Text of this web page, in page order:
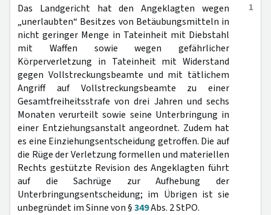
1
Das Landgericht hat den Angeklagten wegen
„unerlaubten“ Besitzes von Betäubungsmitteln in
nicht geringer Menge in Tateinheit mit Diebstahl
mit Waffen sowie wegen gefährlicher
Körperverletzung in Tateinheit mit Widerstand
gegen Vollstreckungsbeamte und mit tätlichem
Angriff auf Vollstreckungsbeamte zu einer
Gesamtfreiheitsstrafe von drei Jahren und sechs
Monaten verurteilt sowie seine Unterbringung in
einer Entziehungsanstalt angeordnet. Zudem hat
es eine Einziehungsentscheidung getroffen. Die auf
die Rüge der Verletzung formellen und materiellen
Rechts gestützte Revision des Angeklagten führt
auf die Sachrüge zur Aufhebung der
Unterbringungsentscheidung; im Übrigen ist sie
unbegründet im Sinne von §349Abs. 2 StPO.